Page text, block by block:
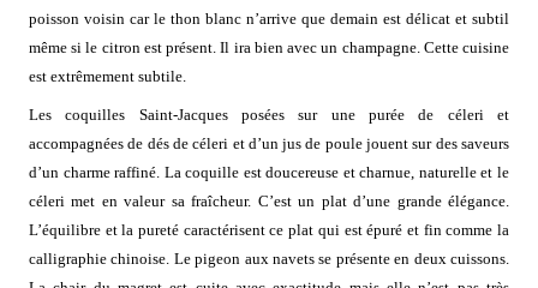
poisson voisin car le thon blanc n’arrive que demain est délicat et subtil
même si le citron est présent. Il ira bien avec un champagne. Cette cuisine
est extrêmement subtile.
Les coquilles Saint-Jacques posées sur une purée de céleri et
accompagnées de dés de céleri et d’un jus de poule jouent sur des saveurs
d’un charme raffiné. La coquille est doucereuse et charnue, naturelle et le
céleri met en valeur sa fraîcheur. C’est un plat d’une grande élégance.
L’équilibre et la pureté caractérisent ce plat qui est épuré et fin comme la
calligraphie chinoise. Le pigeon aux navets se présente en deux cuissons.